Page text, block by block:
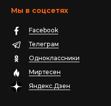
Мы в соцсетях
Facebook
Телеграм
Одноклассники
Миртесен
Яндекс.Дзен